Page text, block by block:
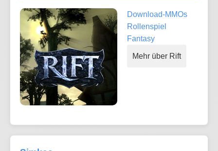
Download-MMOs
Rollenspiel
Fantasy
Mehr über Rift